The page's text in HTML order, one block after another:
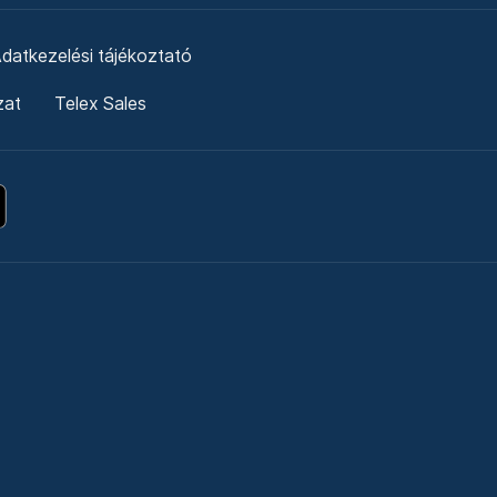
tájékoztató
Telex Sales